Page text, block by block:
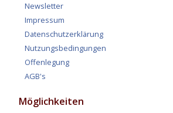
Newsletter
Impressum
Datenschutzerklärung
Nutzungsbedingungen
Offenlegung
AGB's
Möglichkeiten